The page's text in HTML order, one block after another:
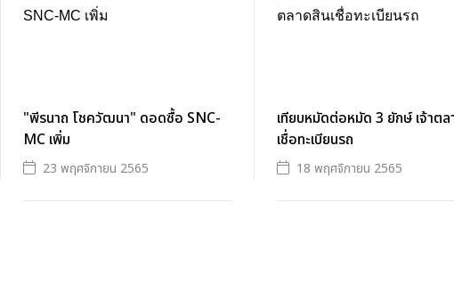
"พีรนาถ โชควัฒนา" ดอดซื้อ SNC-
MC เพิ่ม
23 พฤศจิกายน 2565
เทียบหมัดต่อหมัด 3 ยักษ์ เจ้าต
เชื่อทะเบียนรถ
18 พฤศจิกายน 2565